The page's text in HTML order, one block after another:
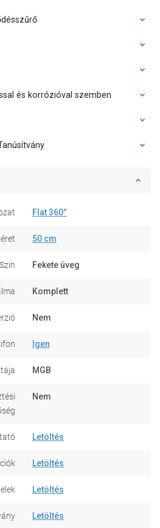
és korrózióval szemben
Flat 360°
50 cm
Szín Fekete üveg
Komplett
Nem
Igen
MGB
Nem
Letöltés
Letöltés
Letöltés
Letöltés